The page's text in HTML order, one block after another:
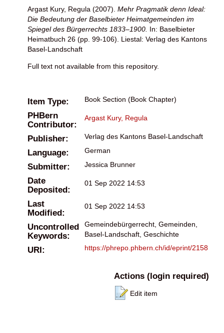
Argast Kury, Regula (2007). Mehr Pragmatik denn Ideal:
Die Bedeutung der Baselbieter Heimatgemeinden im
Spiegel des Bürgerrechts 1833–1900. In: Baselbieter
Heimatbuch 26 (pp. 99-106). Liestal: Verlag des Kantons
Basel-Landschaft
Full text not available from this repository.
Item Type: Book Section (Book Chapter)
PHBern
Contributor:
Argast Kury, Regula
Publisher: Verlag des Kantons Basel-Landschaft
Language: German
Submitter: Jessica Brunner
Date
Deposited:
01 Sep 2022 14:53
Last
Modified:
01 Sep 2022 14:53
Uncontrolled
Keywords:
Gemeindebürgerrecht, Gemeinden,
Basel-Landschaft, Geschichte
URI: https://phrepo.phbern.ch/id/eprint/2158
Actions (login required)
Edit item